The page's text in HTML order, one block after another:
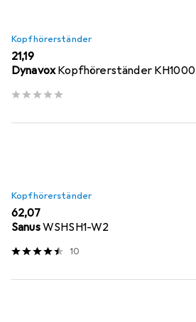
Kopfhörerständer
EUR
21,19
DynavoxKopfhörerständer KH1000
Kopfhörerständer
EUR
62,07
SanusWSHSH1-W2
10